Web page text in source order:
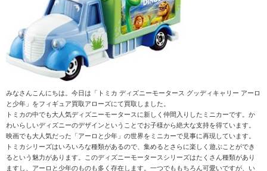
みなさんこんにちは。今日は「トミカ ディズニーモータース グッディキャリー アーロ
と少年」をフィギュア買取アローズにて買取しました。
トミカの中でも大人気ディズニーモータースに新しく仲間入りしたミニカーです。か
わいらしいディズニーのデザインということでお子様から絶大な支持を得ています。
映画でも大人気だった「アーロと少年」の世界をミニカーで見事に再現しています。
トミカシリーズはいろいろな種類があるので、集めるとさらに楽しく遊ぶことができ
るという魅力があります。このディズニーモータースシリーズはたくさん種類があり
ますし、アーロと少年のものも多く存在します。一つでももちろん可愛いですが、い